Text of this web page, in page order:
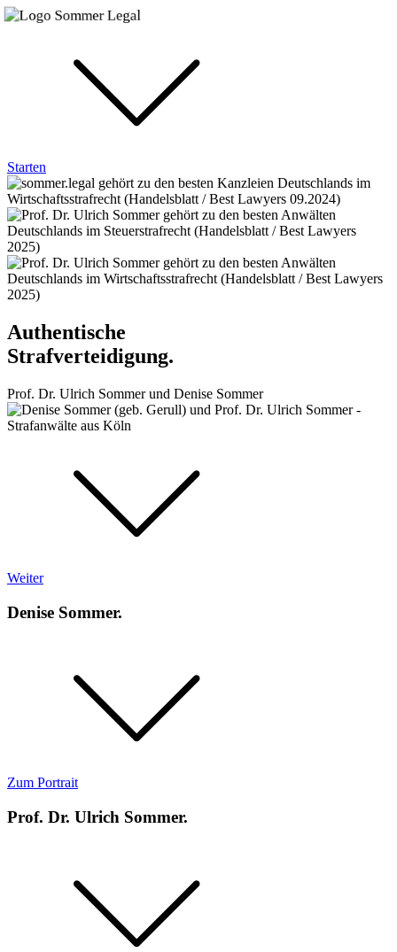
Starten
Authentische
Strafverteidigung.
Prof. Dr. Ulrich Sommer und Denise Sommer
Weiter
Denise Sommer.
Zum Portrait
Prof. Dr. Ulrich Sommer.